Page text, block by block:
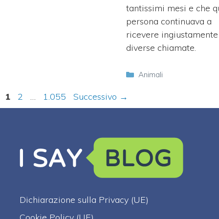
tantissimi mesi e che
persona continuava a
ricevere ingiustamente
diverse chiamate.
Categorie
Animali
Pagina
1 Pagina
2 … Pagina
1.055 Successivo →
Dichiarazione sulla Privacy (UE)